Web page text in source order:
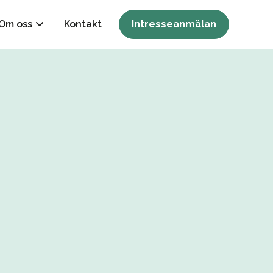
oss Kontakt Intresseanmälan